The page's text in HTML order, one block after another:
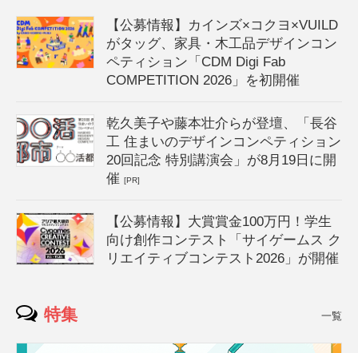
【公募情報】カインズ×コクヨ×VUILD
がタッグ、家具・木工品デザインコン
ペティション「CDM Digi Fab
COMPETITION 2026」を初開催
乾久美子や藤本壮介らが登壇、「長谷
工 住まいのデザインコンペティション
20回記念 特別講演会」が8月19日に開
催[PR]
【公募情報】大賞賞金100万円！学生
向け創作コンテスト「サイゲームス ク
リエイティブコンテスト2026」が開催
特集 一覧